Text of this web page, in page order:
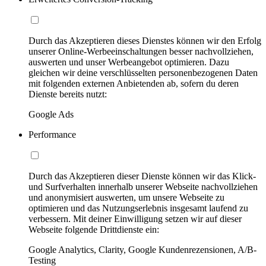
Durch das Akzeptieren dieses Dienstes können wir den Erfolg
unserer Online-Werbeeinschaltungen besser nachvollziehen,
auswerten und unser Werbeangebot optimieren. Dazu
gleichen wir deine verschlüsselten personenbezogenen Daten
mit folgenden externen Anbietenden ab, sofern du deren
Dienste bereits nutzt:
Google Ads
Performance
Durch das Akzeptieren dieser Dienste können wir das Klick-
und Surfverhalten innerhalb unserer Webseite nachvollziehen
und anonymisiert auswerten, um unsere Webseite zu
optimieren und das Nutzungserlebnis insgesamt laufend zu
verbessern. Mit deiner Einwilligung setzen wir auf dieser
Webseite folgende Drittdienste ein:
Google Analytics, Clarity, Google Kundenrezensionen, A/B-
Testing